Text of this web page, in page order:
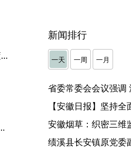
安徽含山农村商业银行股份有限公司党委书记、董事长黄晓武接受纪律审查和监察调查
丨护航企业“新家”落地
新闻排行
一天 一周 一月
【安徽日报】坚持
安徽烟草：织密三维